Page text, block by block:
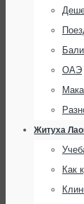
Бали
ОАЭ
Житуха
Как